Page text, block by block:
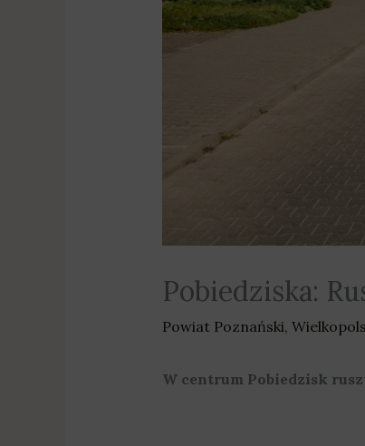
Pobiedziska:
Powiat Poznański,
W centrum Pobiedzisk